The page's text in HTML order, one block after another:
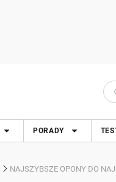
PORADY
NAJSZYBSZE OPONY DO